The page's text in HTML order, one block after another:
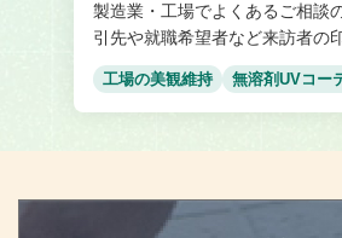
製造業・工場でよくあるご相談
引先や就職希望者など来訪者の
工場の美観維持 無溶剤UVコー